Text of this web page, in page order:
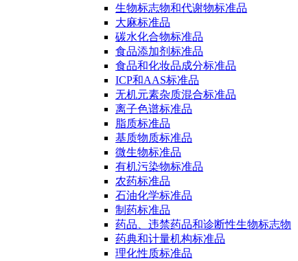
生物标志物和代谢物标准品
大麻标准品
碳水化合物标准品
食品添加剂标准品
食品和化妆品成分标准品
ICP和AAS标准品
无机元素杂质混合标准品
离子色谱标准品
脂质标准品
基质物质标准品
微生物标准品
有机污染物标准品
农药标准品
石油化学标准品
制药标准品
药品、违禁药品和诊断性生物标志物
药典和计量机构标准品
理化性质标准品